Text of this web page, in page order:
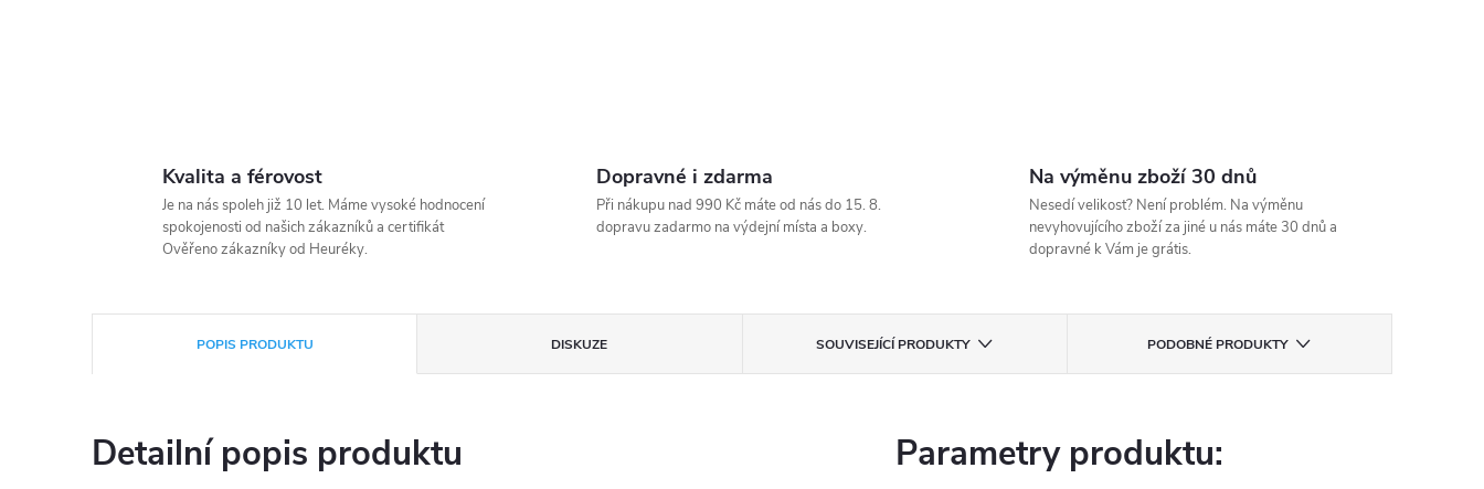
Kvalita a férovost
Je na nás spoleh již 10 let. Máme vysoké hodnocení
spokojenosti od našich zákazníků a certifikát
Ověřeno zákazníky od Heuréky.
Dopravné i zdarma
Při nákupu nad 990 Kč máte od nás do 15. 8.
dopravu zadarmo na výdejní místa a boxy.
Na výměnu zboží 30 dnů
Nesedí velikost? Není problém. Na výměnu
nevyhovujícího zboží za jiné u nás máte 30 dnů a
dopravné k Vám je grátis.
POPIS PRODUKTU DISKUZE SOUVISEJÍCÍ PRODUKTY PODOBNÉ PRODUKTY
Detailní popis produktu Parametry produktu: